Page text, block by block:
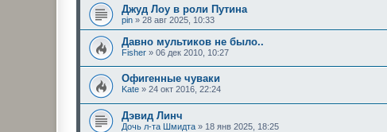
Джуд Лоу в роли Путина
pin » 28 авг 2025, 10:33
Давно мультиков не было..
Fisher » 06 дек 2010, 10:27
Офигенные чуваки
Kate » 24 окт 2016, 22:24
Дэвид Линч
Дочь л-та Шмидта » 18 янв 2025, 18:25